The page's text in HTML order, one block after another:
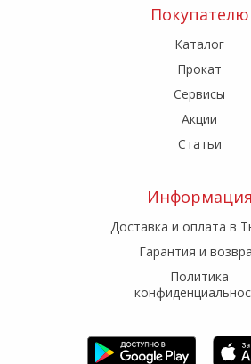
Покупателю
Каталог
Прокат
Сервисы
Акции
Статьи
Информация
Доставка и оплата в
Гарантия и
Политика